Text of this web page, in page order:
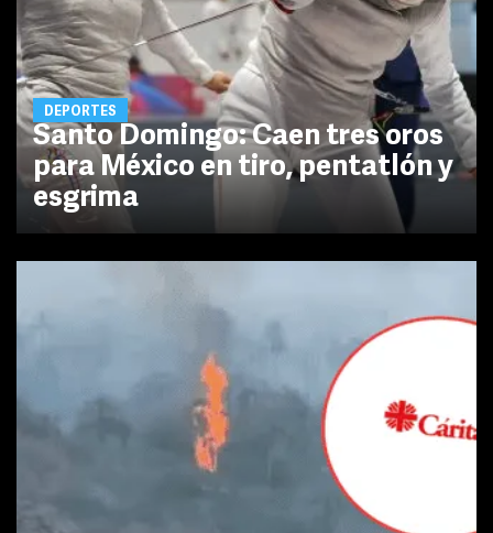
DEPORTES
Santo Domingo: Caen tres oros
para México en tiro, pentatlón y
esgrima